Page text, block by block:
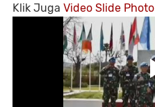
Klik Juga Video Slide Photo